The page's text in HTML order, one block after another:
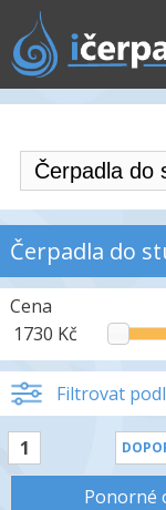
Čerpadla do
Cena
1730 Kč
Filtrovat
1
Ponorné